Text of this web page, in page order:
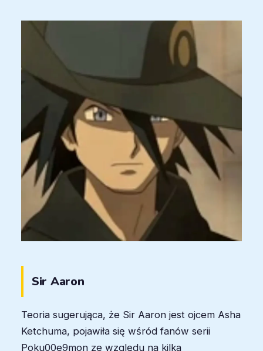
Sir Aaron
Teoria sugerująca, że Sir Aaron jest ojcem Asha
Ketchuma, pojawiła się wśród fanów serii
Poku00e9mon ze względu na kilka